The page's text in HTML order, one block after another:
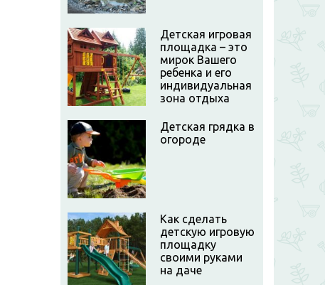
Детская игровая
площадка – это
мирок Вашего
ребенка и его
индивидуальная
зона отдыха
Детская грядка в
огороде
Как сделать
детскую игровую
площадку
своими руками
на даче